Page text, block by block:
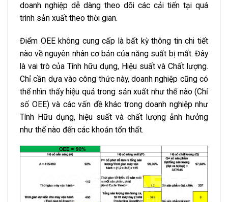
doanh nghiệp dễ dàng theo dõi các cải tiến tại quá
trình sản xuất theo thời gian.
Điểm OEE không cung cấp là bất kỳ thông tin chi tiết
nào về nguyên nhân cơ bản của năng suất bị mất. Đây
là vai trò của Tính hữu dụng, Hiệu suất và Chất lượng.
Chỉ cần dựa vào công thức này, doanh nghiệp cũng có
thể nhìn thấy hiệu quả trong sản xuất như thế nào (Chỉ
số OEE) và các vấn đề khác trong doanh nghiệp như
Tính Hữu dụng, hiệu suất và chất lượng ảnh hưởng
như thế nào đến các khoản tổn thất.